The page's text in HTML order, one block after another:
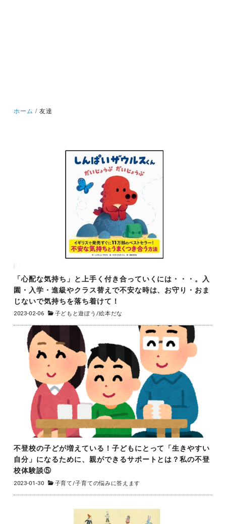
ホーム 友達
「心配な気持ち」と上手く付き合っていくには・・・。入
園・入学・進級やクラス替えで不安な時は、お守り・おま
じないで気持ちを落ち着けて！
2023-02-06 子どもと遊ぼう /絵本だな
不登校の子どが増えている！子どもにとって「生きやすい
自分」になるために、親ができるサポートとは？私の不登
校体験談⑤
2023-01-30 子育て/子育ての悩みに答えます